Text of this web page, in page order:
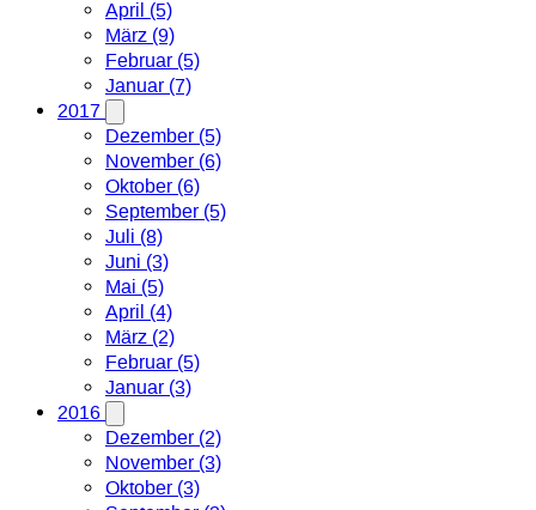
April (5)
März (9)
Februar (5)
Januar (7)
2017
Dezember (5)
November (6)
Oktober (6)
September (5)
Juli (8)
Juni (3)
Mai (5)
April (4)
März (2)
Februar (5)
Januar (3)
2016
Dezember (2)
November (3)
Oktober (3)